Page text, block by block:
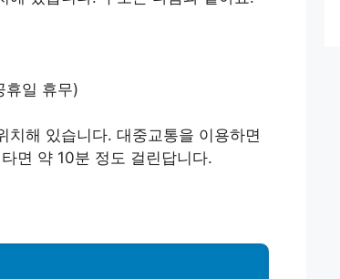
일 휴무)
해 있습니다. 대중교통을 이용하면
면 약 10분 정도 걸린답니다.